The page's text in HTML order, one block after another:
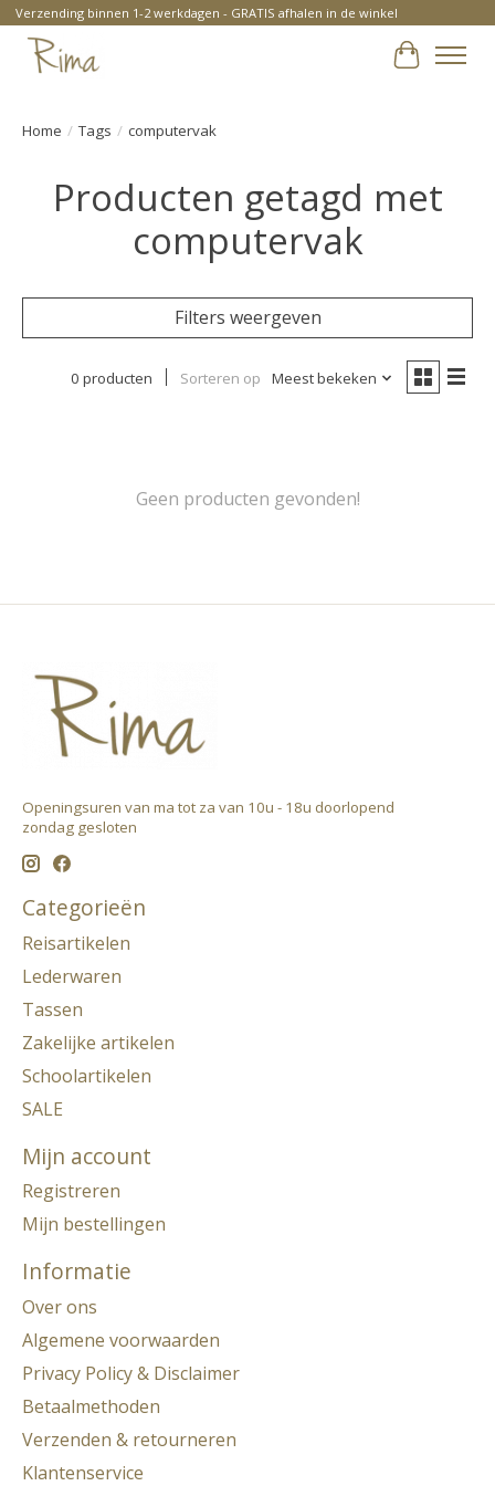
Verzending binnen 1-2 werkdagen - GRATIS afhalen in de winkel
Home / Tags / computervak
Producten getagd met
computervak
Filters weergeven
0 producten Sorteren op Meest bekeken
Geen producten gevonden!
Openingsuren van ma tot za van 10u - 18u doorlopend ​
zondag gesloten
Categorieën
Reisartikelen
Lederwaren
Tassen
Zakelijke artikelen
Schoolartikelen
SALE
Mijn account
Registreren
Mijn bestellingen
Informatie
Over ons
Algemene voorwaarden
Privacy Policy & Disclaimer
Betaalmethoden
Verzenden & retourneren
Klantenservice